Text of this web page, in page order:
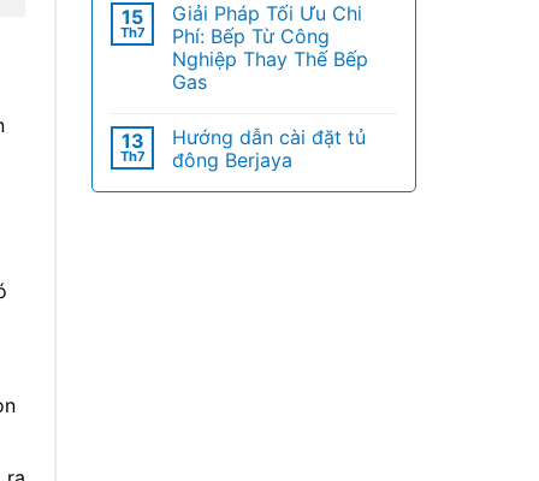
15
Th7
Giải Pháp Tối Ưu Chi
Phí: Bếp Từ Công
Nghiệp Thay Thế Bếp
Gas
13
Th7
Hướng dẫn cài đặt tủ
đông Berjaya